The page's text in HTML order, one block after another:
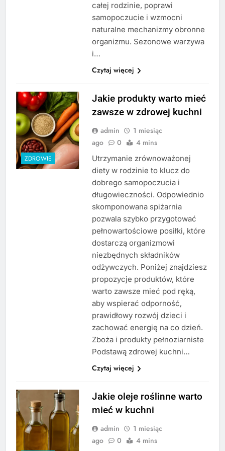
całej rodzinie, poprawi
samopoczucie i wzmocni
naturalne mechanizmy obronne
organizmu. Sezonowe warzywa
i…
Czytaj więcej
ZDROWIE
Jakie produkty warto mieć
zawsze w zdrowej kuchni
admin
1 miesiąc
ago
0 4 mins
Utrzymanie zrównoważonej
diety w rodzinie to klucz do
dobrego samopoczucia i
długowieczności. Odpowiednio
skomponowana spiżarnia
pozwala szybko przygotować
pełnowartościowe posiłki, które
dostarczą organizmowi
niezbędnych składników
odżywczych. Poniżej znajdziesz
propozycje produktów, które
warto zawsze mieć pod ręką,
aby wspierać odporność,
prawidłowy rozwój dzieci i
zachować energię na co dzień.
Zboża i produkty pełnoziarniste
Podstawą zdrowej kuchni…
Czytaj więcej
Jakie oleje roślinne warto
mieć w kuchni
admin
1 miesiąc
ago
0 4 mins